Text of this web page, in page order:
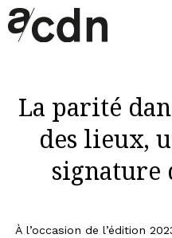
La parité
des lieux,
signature
À l’occasion de l’édition